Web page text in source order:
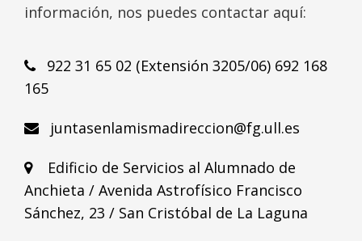
información, nos puedes contactar aquí:
922 31 65 02 (Extensión 3205/06) 692 168
165
juntasenlamismadireccion@fg.ull.es
Edificio de Servicios al Alumnado de
Anchieta / Avenida Astrofísico Francisco
Sánchez, 23 / San Cristóbal de La Laguna